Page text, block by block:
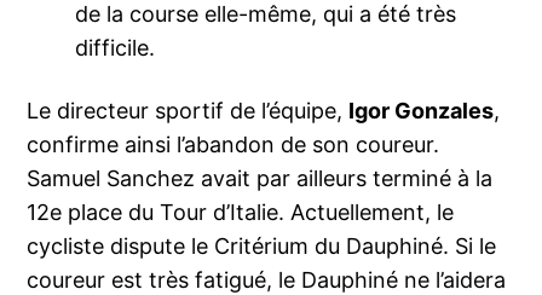
de la course elle-même, qui a été très
difficile.
Le directeur sportif de l’équipe, Igor Gonzales,
confirme ainsi l’abandon de son coureur.
Samuel Sanchez avait par ailleurs terminé à la
12e place du Tour d’Italie. Actuellement, le
cycliste dispute le Critérium du Dauphiné. Si le
coureur est très fatigué, le Dauphiné ne l’aidera